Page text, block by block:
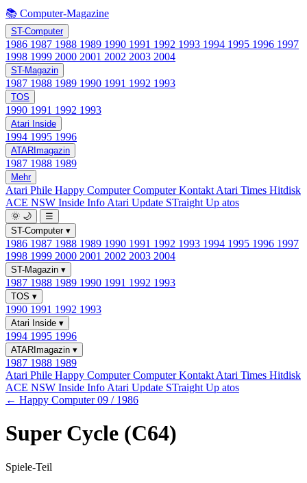
📚 Computer-Magazine
ST-Computer
1986 1987 1988 1989 1990 1991 1992 1993 1994 1995 1996 1997
1998 1999 2000 2001 2002 2003 2004
ST-Magazin
1987 1988 1989 1990 1991 1992 1993
TOS
1990 1991 1992 1993
Atari Inside
1994 1995 1996
ATARImagazin
1987 1988 1989
Mehr
Atari Phile Happy ComputerComputer Kontakt Atari Times Hitdisk
ACE NSW Inside Info Atari Update STraight Up atos
🌞 🌙
☰
ST-Computer ▾
1986 1987 1988 1989 1990 1991 1992 1993 1994 1995 1996 1997
1998 1999 2000 2001 2002 2003 2004
ST-Magazin ▾
1987 1988 1989 1990 1991 1992 1993
TOS ▾
1990 1991 1992 1993
Atari Inside ▾
1994 1995 1996
ATARImagazin ▾
1987 1988 1989
Atari Phile Happy ComputerComputer Kontakt Atari Times Hitdisk
ACE NSW Inside Info Atari Update STraight Up atos
← Happy Computer 09 / 1986
Super Cycle (C64)
Spiele-Teil